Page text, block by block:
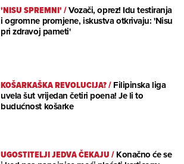
'NISU SPREMNI'/Vozači, oprez! Idu testiranja
i ogromne promjene, iskustva otkrivaju: 'Nisu
pri zdravoj pameti'
KOŠARKAŠKA REVOLUCIJA?/Filipinska liga
uvela šut vrijedan četiri poena! Je li to
budućnost košarke
UGOSTITELJI JEDVA ČEKAJU/Konačno će se